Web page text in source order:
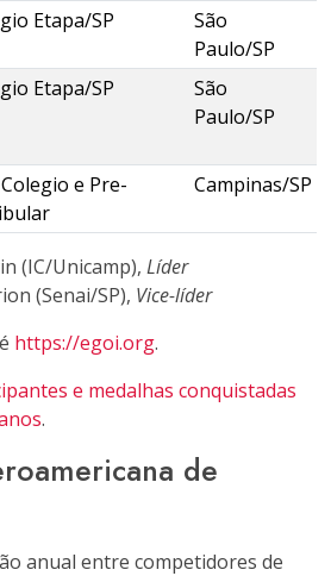
Etapa/SP
São
Paulo/SP
Etapa/SP
São
Paulo/SP
e Pre-
Campinas/SP
(IC/Unicamp), Líder
(Senai/SP), Vice-líder
https://egoi.org.
e medalhas conquistadas
.
de
anual entre competidores de